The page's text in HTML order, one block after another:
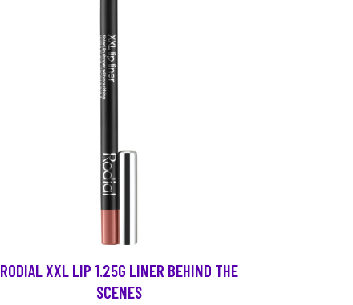
RODIAL XXL LIP 1.25G LINER BEHIND THE
SCENES